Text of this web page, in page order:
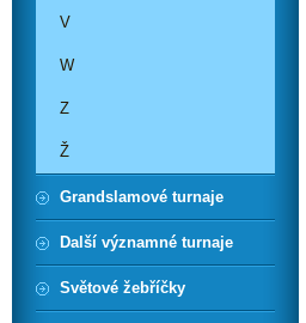
V
W
Z
Ž
Grandslamové turnaje
Další významné turnaje
Světové žebříčky